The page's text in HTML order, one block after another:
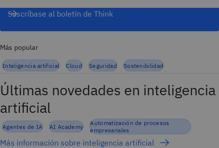
Suscríbase al boletín de Think
Más popular
Inteligencia artificial Cloud Seguridad Sostenibilidad
Últimas novedades en inteligencia
artificial
Agentes de IA AI Academy
Automatización de procesos
empresariales
Más información sobre inteligencia artificial